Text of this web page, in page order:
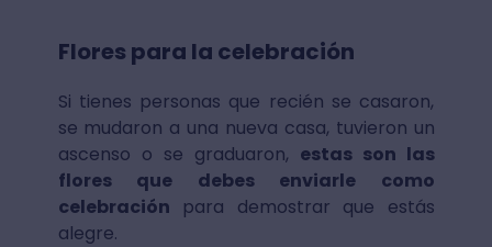
Flores para la celebración
Si tienes personas que recién se casaron,
se mudaron a una nueva casa, tuvieron un
ascenso o se graduaron, estas son las
flores que debes enviarle como
celebración para demostrar que estás
alegre.